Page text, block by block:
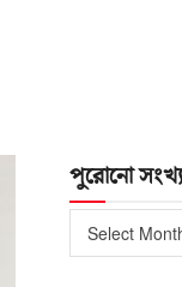
পুরোনো
পুরোনো
সংখ্যা
Select